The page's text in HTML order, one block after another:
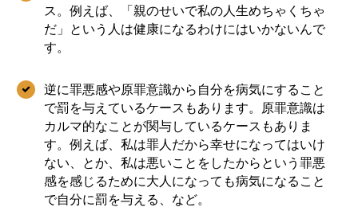
ス。例えば、「親のせいで私の人生めちゃくちゃ
だ」という人は健康になるわけにはいかないんで
す。
逆に罪悪感や原罪意識から自分を病気にすること
で罰を与えているケースもあります。原罪意識は
カルマ的なことが関与しているケースもありま
す。例えば、私は罪人だから幸せになってはいけ
ない、とか、私は悪いことをしたからという罪悪
感を感じるために大人になっても病気になること
で自分に罰を与える、など。